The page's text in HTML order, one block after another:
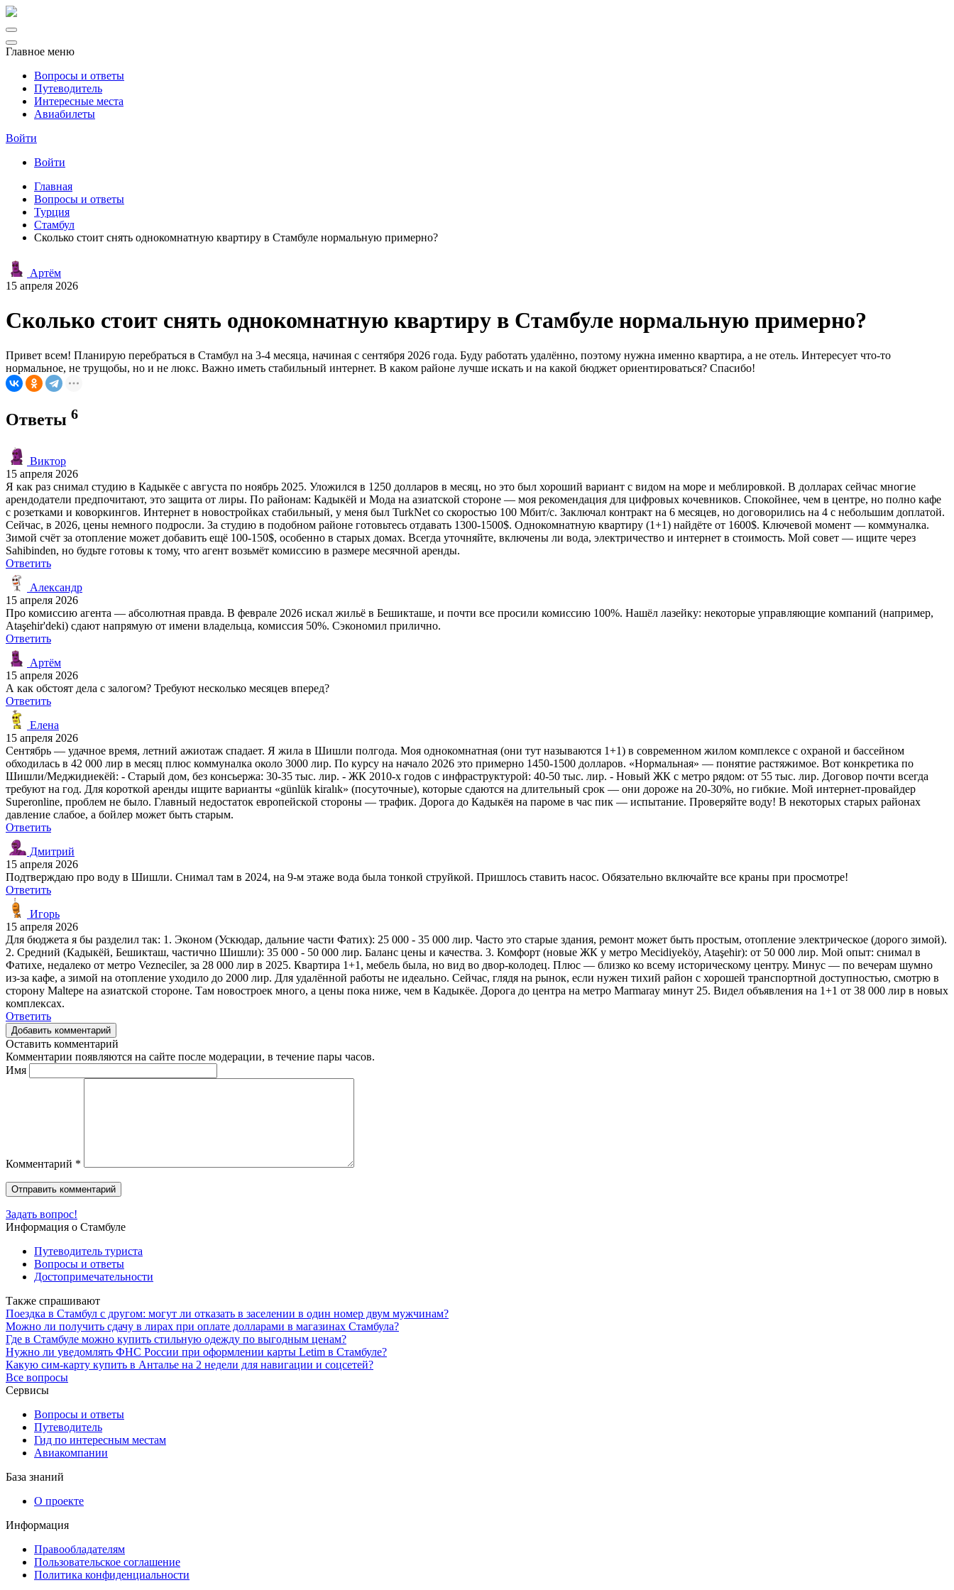
Главное меню
Вопросы и ответы
Путеводитель
Интересные места
Авиабилеты
Войти
Войти
Главная
Вопросы и ответы
Турция
Стамбул
Сколько стоит снять однокомнатную квартиру в Стамбуле нормальную примерно?
Артём
15 апреля 2026
Сколько стоит снять однокомнатную квартиру в Стамбуле нормальную примерно?
Привет всем! Планирую перебраться в Стамбул на 3-4 месяца, начиная с сентября 2026 года. Буду работать удалённо, поэтому нужна именно квартира, а не отель. Интересует что-то
нормальное, не трущобы, но и не люкс. Важно иметь стабильный интернет. В каком районе лучше искать и на какой бюджет ориентироваться? Спасибо!
Ответы 6
Виктор
15 апреля 2026
Я как раз снимал студию в Кадыкёе с августа по ноябрь 2025. Уложился в 1250 долларов в месяц, но это был хороший вариант с видом на море и меблировкой. В долларах сейчас многие
арендодатели предпочитают, это защита от лиры. По районам: Кадыкёй и Мода на азиатской стороне — моя рекомендация для цифровых кочевников. Спокойнее, чем в центре, но полно кафе
с розетками и коворкингов. Интернет в новостройках стабильный, у меня был TurkNet со скоростью 100 Мбит/с. Заключал контракт на 6 месяцев, но договорились на 4 с небольшим доплатой.
Сейчас, в 2026, цены немного подросли. За студию в подобном районе готовьтесь отдавать 1300-1500$. Однокомнатную квартиру (1+1) найдёте от 1600$. Ключевой момент — коммуналка.
Зимой счёт за отопление может добавить ещё 100-150$, особенно в старых домах. Всегда уточняйте, включены ли вода, электричество и интернет в стоимость. Мой совет — ищите через
Sahibinden, но будьте готовы к тому, что агент возьмёт комиссию в размере месячной аренды.
Ответить
Александр
15 апреля 2026
Про комиссию агента — абсолютная правда. В феврале 2026 искал жильё в Бешикташе, и почти все просили комиссию 100%. Нашёл лазейку: некоторые управляющие компаний (например,
Ataşehir'deki) сдают напрямую от имени владельца, комиссия 50%. Сэкономил прилично.
Ответить
Артём
15 апреля 2026
А как обстоят дела с залогом? Требуют несколько месяцев вперед?
Ответить
Елена
15 апреля 2026
Сентябрь — удачное время, летний ажиотаж спадает. Я жила в Шишли полгода. Моя однокомнатная (они тут называются 1+1) в современном жилом комплексе с охраной и бассейном
обходилась в 42 000 лир в месяц плюс коммуналка около 3000 лир. По курсу на начало 2026 это примерно 1450-1500 долларов. «Нормальная» — понятие растяжимое. Вот конкретика по
Шишли/Меджидиекёй: - Старый дом, без консьержа: 30-35 тыс. лир. - ЖК 2010-х годов с инфраструктурой: 40-50 тыс. лир. - Новый ЖК с метро рядом: от 55 тыс. лир. Договор почти всегда
требуют на год. Для короткой аренды ищите варианты «günlük kiralık» (посуточные), которые сдаются на длительный срок — они дороже на 20-30%, но гибкие. Мой интернет-провайдер
Superonline, проблем не было. Главный недостаток европейской стороны — трафик. Дорога до Кадыкёя на пароме в час пик — испытание. Проверяйте воду! В некоторых старых районах
давление слабое, а бойлер может быть старым.
Ответить
Дмитрий
15 апреля 2026
Подтверждаю про воду в Шишли. Снимал там в 2024, на 9-м этаже вода была тонкой струйкой. Пришлось ставить насос. Обязательно включайте все краны при просмотре!
Ответить
Игорь
15 апреля 2026
Для бюджета я бы разделил так: 1. Эконом (Ускюдар, дальние части Фатих): 25 000 - 35 000 лир. Часто это старые здания, ремонт может быть простым, отопление электрическое (дорого зимой).
2. Средний (Кадыкёй, Бешикташ, частично Шишли): 35 000 - 50 000 лир. Баланс цены и качества. 3. Комфорт (новые ЖК у метро Mecidiyeköy, Ataşehir): от 50 000 лир. Мой опыт: снимал в
Фатихе, недалеко от метро Vezneciler, за 28 000 лир в 2025. Квартира 1+1, мебель была, но вид во двор-колодец. Плюс — близко ко всему историческому центру. Минус — по вечерам шумно
из-за кафе, а зимой на отопление уходило до 2000 лир. Для удалённой работы не идеально. Сейчас, глядя на рынок, если нужен тихий район с хорошей транспортной доступностью, смотрю в
сторону Maltepe на азиатской стороне. Там новостроек много, а цены пока ниже, чем в Кадыкёе. Дорога до центра на метро Marmaray минут 25. Видел объявления на 1+1 от 38 000 лир в новых
комплексах.
Ответить
Добавить комментарий
Оставить комментарий
Комментарии появляются на сайте после модерации, в течение пары часов.
Имя
Комментарий *
Задать вопрос!
Информация о Стамбуле
Путеводитель туриста
Вопросы и ответы
Достопримечательности
Также спрашивают
Поездка в Стамбул с другом: могут ли отказать в заселении в один номер двум мужчинам?
Можно ли получить сдачу в лирах при оплате долларами в магазинах Стамбула?
Где в Стамбуле можно купить стильную одежду по выгодным ценам?
Нужно ли уведомлять ФНС России при оформлении карты Letim в Стамбуле?
Какую сим-карту купить в Анталье на 2 недели для навигации и соцсетей?
Все вопросы
Сервисы
Вопросы и ответы
Путеводитель
Гид по интересным местам
Авиакомпании
База знаний
О проекте
Информация
Правообладателям
Пользовательское соглашение
Политика конфиденциальности